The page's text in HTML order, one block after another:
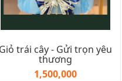
Giỏ trái cây - Gửi trọn yêu
thương
1,500,000